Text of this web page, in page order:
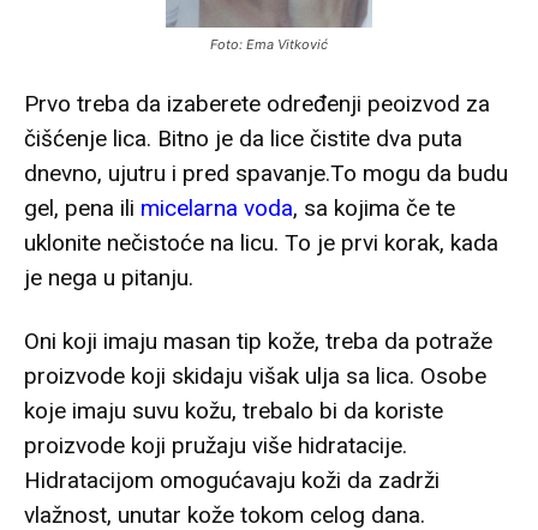
Foto: Ema Vitković
Prvo treba da izaberete određenji peoizvod za
čišćenje lica. Bitno je da lice čistite dva puta
dnevno, ujutru i pred spavanje.To mogu da budu
gel, pena ili micelarna voda, sa kojima če te
uklonite nečistoće na licu. To je prvi korak, kada
je nega u pitanju.
Oni koji imaju masan tip kože, treba da potraže
proizvode koji skidaju višak ulja sa lica. Osobe
koje imaju suvu kožu, trebalo bi da koriste
proizvode koji pružaju više hidratacije.
Hidratacijom omogućavaju koži da zadrži
vlažnost, unutar kože tokom celog dana.